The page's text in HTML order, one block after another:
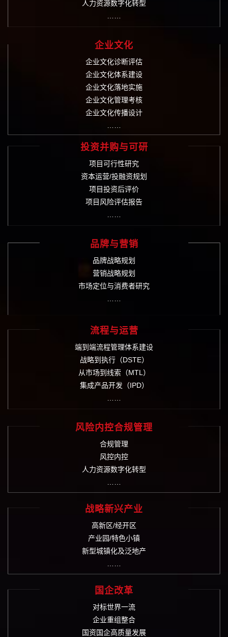
人力资源数字化转型
企业文化
企业文化诊断评估
企业文化体系建设
企业文化落地实施
企业文化管理考核
企业文化传播设计
投资并购与可研
项目可行性研究
资本运营/投融资规划
项目投资后评价
项目风险评估报告
品牌与营销
品牌战略规划
营销战略规划
市场定位与消费者研究
流程与运营
端到端流程管理体系建设
战略到执行（DSTE）
从市场到线索（MTL）
集成产品开发（IPD）
风险内控合规管理
合规管理
风控内控
人力资源数字化转型
战略新兴产业
高新区/经开区
产业园/特色小镇
新型城镇化及泛地产
国企改革
对标世界一流
企业重组整合
国资国企高质量发展